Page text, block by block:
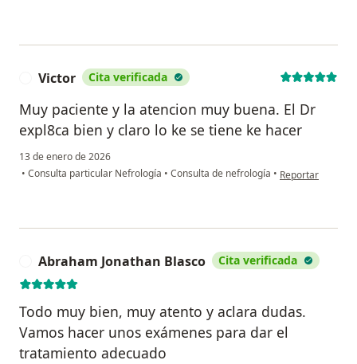
Victor Cita verificada
Muy paciente y la atencion muy buena. El Dr
expl8ca bien y claro lo ke se tiene ke hacer
13 de enero de 2026
• Consulta particular Nefrología • Consulta de nefrología • en opinión del
Reportar
Abraham Jonathan Blasco Cita verificada
Todo muy bien, muy atento y aclara dudas.
Vamos hacer unos exámenes para dar el
tratamiento adecuado